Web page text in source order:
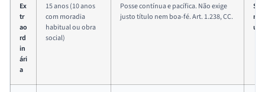
Ex
tr
ao
rd
in
ári
a
15 anos (10 anos
com moradia
habitual ou obra
social)
Posse contínua e pacífica. Não exige
justo título nem boa-fé. Art. 1.238, CC.